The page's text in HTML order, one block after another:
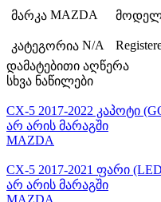
მარკა MAZDA
კატეგორია N/A
დამატებითი აღწერა
სხვა ნაწილები
CX-5 2017-2022 კაპოტი
არ არის მარაგში
MAZDA
CX-5 2017-2021 ფარი
არ არის მარაგში
MAZDA